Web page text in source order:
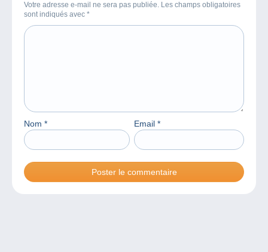
Votre adresse e-mail ne sera pas publiée. Les champs obligatoires
sont indiqués avec *
Nom * Email *